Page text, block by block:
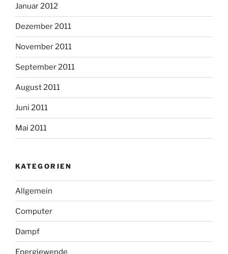
Januar 2012
Dezember 2011
November 2011
September 2011
August 2011
Juni 2011
Mai 2011
KATEGORIEN
Allgemein
Computer
Dampf
Energiewende